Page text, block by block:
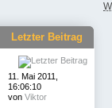
Letzter Beitrag
11. Mai 2011,
16:06:10
von Viktor